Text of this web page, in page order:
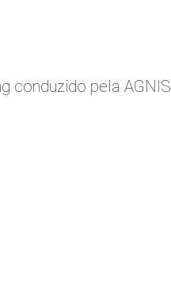
conduzido pela AGNIS